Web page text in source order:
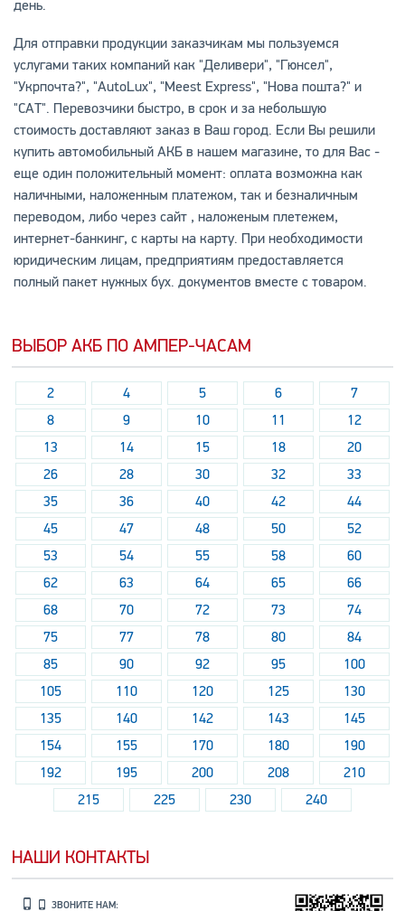
день.
Для отправки продукции заказчикам мы пользуемся
услугами таких компаний как "Деливери", "Гюнсел",
"Укрпочта?", "AutoLux", "Meest Express", "Нова пошта?" и
"САТ". Перевозчики быстро, в срок и за небольшую
стоимость доставляют заказ в Ваш город. Если Вы решили
купить автомобильный АКБ в нашем магазине, то для Вас -
еще один положительный момент: оплата возможна как
наличными, наложенным платежом, так и безналичным
переводом, либо через сайт , наложеным плетежем,
интернет-банкинг, с карты на карту. При необходимости
юридическим лицам, предприятиям предоставляется
полный пакет нужных бух. документов вместе с товаром.
ВЫБОР АКБ ПО АМПЕР-ЧАСАМ
2 4 5 6
7
8
9 10 11
12
13
14 15 18
20
26
28 30 32
33
35
36 40 42
44
45
47 48 50
52
53
54 55 58
60
62
63 64 65
66
68
70 72 73
74
75
77 78 80
84
85
90 92 95
100
105
110 120 125
130
135
140 142 143
145
154
155 170 180
190
192
195 200 208
210
215
225 230 240
НАШИ КОНТАКТЫ
ЗВОНИТЕ НАМ: